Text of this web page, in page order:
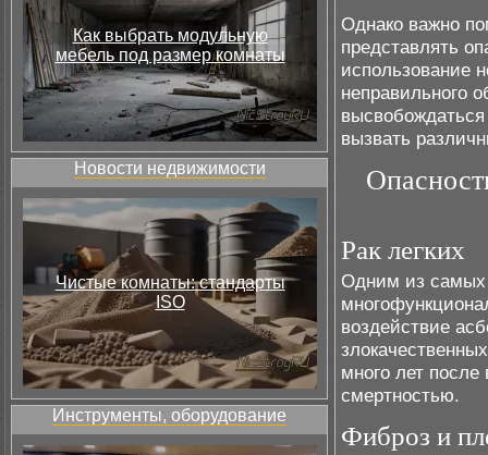
Как выбрать модульную
мебель под размер комнаты
Новости недвижимости
Чистые комнаты: стандарты
ISO
Инструменты, оборудование
Однако важно
представлять
использование
неправильного
вызвать
Рак легких
Одним из самых
воздействие
много лет после
смертностью.
Фиброз и